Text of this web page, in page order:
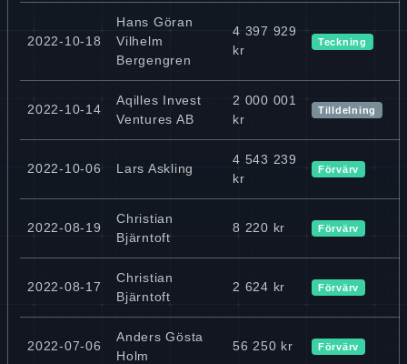
2022-10-18
Hans Göran
Vilhelm
Bergengren
4 397 929
kr
Teckning
2022-10-14
Aqilles Invest
Ventures AB
2 000 001
kr
Tilldelning
2022-10-06 Lars Askling
4 543 239
kr
Förvärv
2022-08-19
Christian
Bjärntoft
8 220 kr Förvärv
2022-08-17
Christian
Bjärntoft
2 624 kr Förvärv
2022-07-06
Anders Gösta
Holm
56 250 kr Förvärv